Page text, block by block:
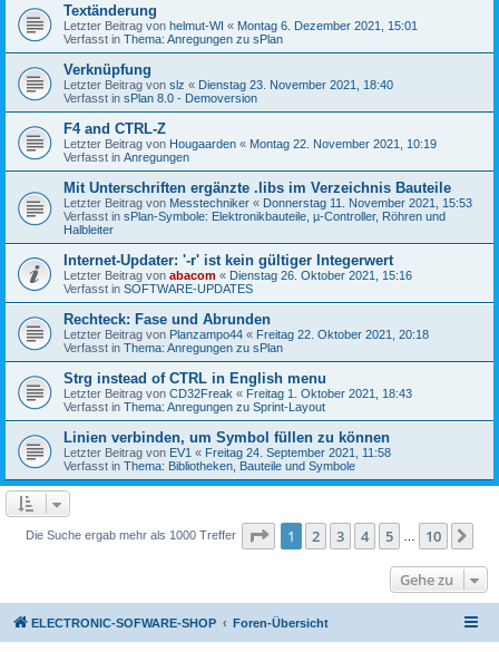
Textänderung
Letzter Beitrag von helmut-WI « Montag 6. Dezember 2021, 15:01
Verfasst in Thema: Anregungen zu sPlan
Verknüpfung
Letzter Beitrag von slz « Dienstag 23. November 2021, 18:40
Verfasst in sPlan 8.0 - Demoversion
F4 and CTRL-Z
Letzter Beitrag von Hougaarden « Montag 22. November 2021, 10:19
Verfasst in Anregungen
Mit Unterschriften ergänzte .libs im Verzeichnis Bauteile
Letzter Beitrag von Messtechniker « Donnerstag 11. November 2021, 15:53
Verfasst in sPlan-Symbole: Elektronikbauteile, µ-Controller, Röhren und
Halbleiter
Internet-Updater: '-r' ist kein gültiger Integerwert
Letzter Beitrag von abacom « Dienstag 26. Oktober 2021, 15:16
Verfasst in SOFTWARE-UPDATES
Rechteck: Fase und Abrunden
Letzter Beitrag von Planzampo44 « Freitag 22. Oktober 2021, 20:18
Verfasst in Thema: Anregungen zu sPlan
Strg instead of CTRL in English menu
Letzter Beitrag von CD32Freak « Freitag 1. Oktober 2021, 18:43
Verfasst in Thema: Anregungen zu Sprint-Layout
Linien verbinden, um Symbol füllen zu können
Letzter Beitrag von EV1 « Freitag 24. September 2021, 11:58
Verfasst in Thema: Bibliotheken, Bauteile und Symbole
Die Suche ergab mehr als 1000 Treffer Seite 1von 10
1 2 3 4 5 10
Gehe zu
ELECTRONIC-SOFWARE-SHOP Foren-Übersicht